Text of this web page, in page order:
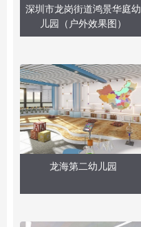
深圳市龙岗街道鸿景华庭幼
儿园（户外效果图）
龙海第二幼儿园